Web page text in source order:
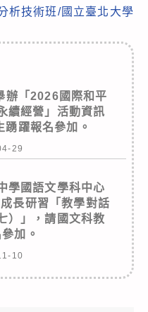
析技術班/國立臺北大學
辦「2026國際和平
續經營」活動資訊
躍報名參加。
29
學國語文學科中心
長研習「教學對話
）」，請國文科教
加。
10